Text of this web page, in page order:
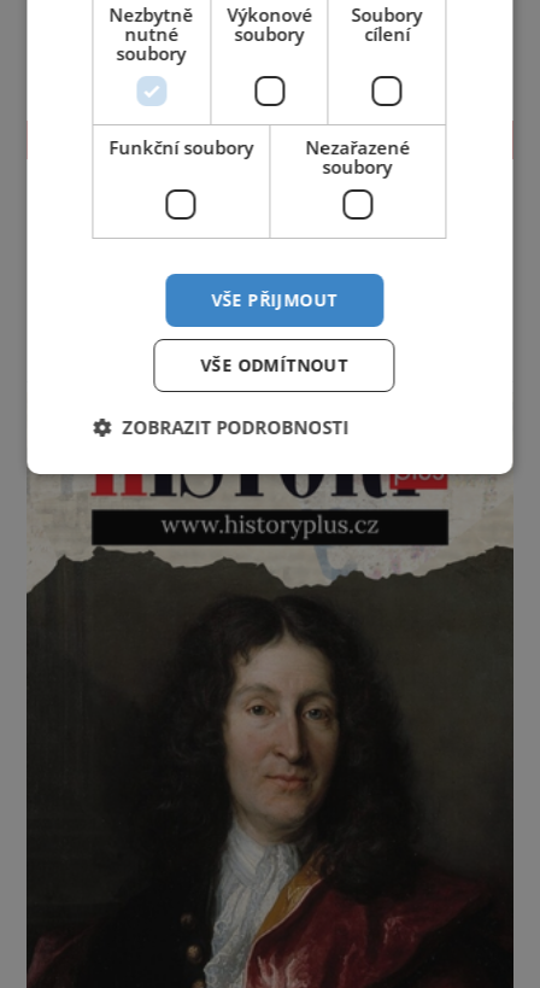
TIPY NA CESTY
Jihočeský krajJihomoravský krajKarlovarský kraj
Královéhradecký kraj
Liberecký kraj
Pardubický krajPlzeňský kraj
Středočeský kraj Ústecký kraj
Zlínský kraj
reklama
Nezbytně
nutné
soubory
Výkonové
soubory
Soubory
cílení
Funkční soubory
Nezařazené
soubory
VŠE PŘIJMOUT
VŠE ODMÍTNOUT
ZOBRAZIT PODROBNOSTI